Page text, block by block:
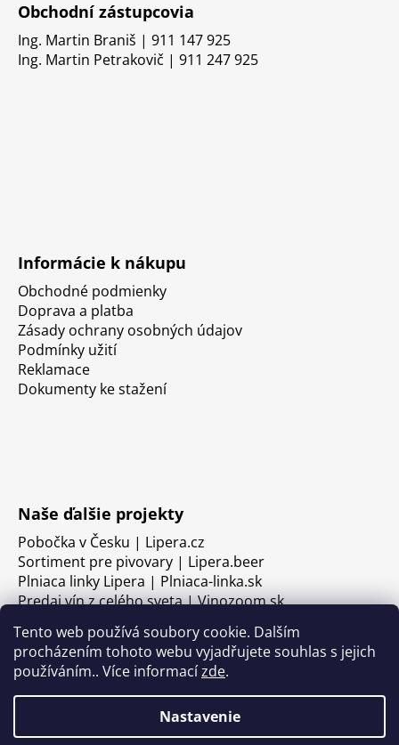
Tento web používá soubory cookie. Dalším
procházením tohoto webu vyjadřujete souhlas s jejich
používáním.. Více informacízde.
Nastavenie
Obchodní zástupcovia
Ing. Martin Braniš | 911 147 925
Ing. Martin Petrakovič | 911 247 925
Informácie k nákupu
Obchodné podmienky
Doprava a platba
Zásady ochrany osobných údajov
Podmínky užití
Reklamace
Dokumenty ke stažení
Naše ďalšie projekty
Pobočka v Česku | Lipera.cz
Sortiment pre pivovary | Lipera.beer
Plniaca linky Lipera | Plniaca-linka.sk
Predaj vín z celého sveta | Vinozoom.sk